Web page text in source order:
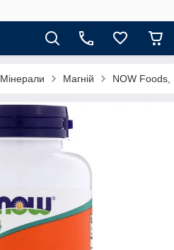
Мінерали Магній NOW Foods,